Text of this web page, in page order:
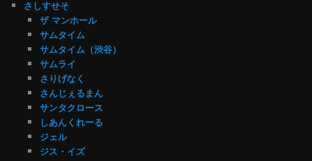
さしすせそ
ザ マンホール
サムタイム
サムタイム（渋谷）
サムライ
さりげなく
さんじぇるまん
サンタクロース
しあんくれーる
ジェル
ジス・イズ